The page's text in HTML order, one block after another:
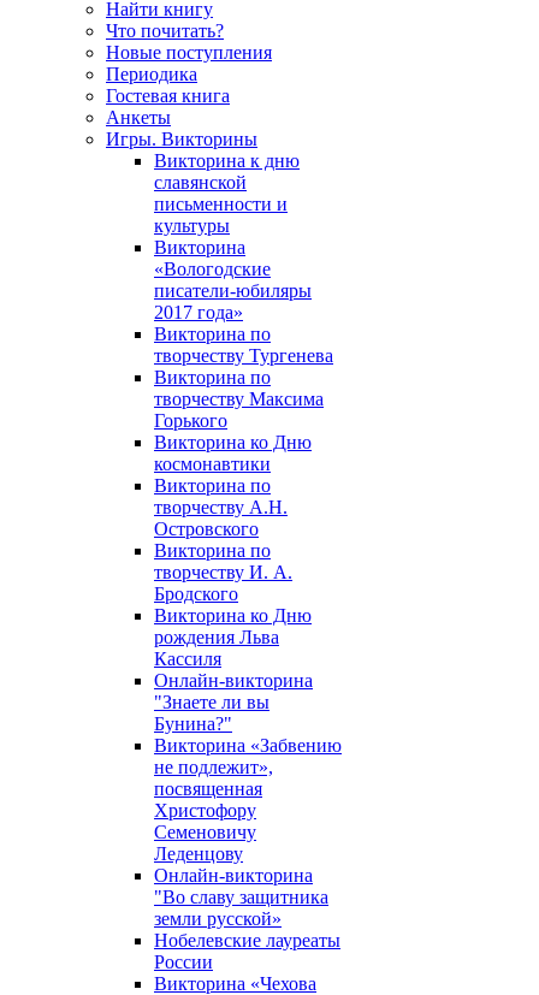
Найти книгу
Что почитать?
Новые поступления
Периодика
Гостевая книга
Анкеты
Игры. Викторины
Викторина к дню
славянской
письменности и
культуры
Викторина
«Вологодские
писатели-юбиляры
2017 года»
Викторина по
творчеству Тургенева
Викторина по
творчеству Максима
Горького
Викторина ко Дню
космонавтики
Викторина по
творчеству А.Н.
Островского
Викторина по
творчеству И. А.
Бродского
Викторина ко Дню
рождения Льва
Кассиля
Онлайн-викторина
"Знаете ли вы
Бунина?"
Викторина «Забвению
не подлежит»,
посвященная
Христофору
Семеновичу
Леденцову
Онлайн-викторина
"Во славу защитника
земли русской»
Нобелевские лауреаты
России
Викторина «Чехова